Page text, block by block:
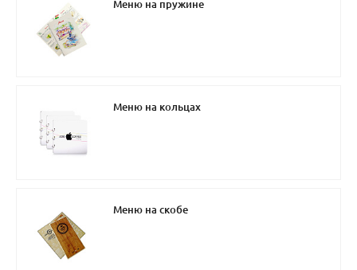
Меню на пружине
Меню на кольцах
Меню на скобе